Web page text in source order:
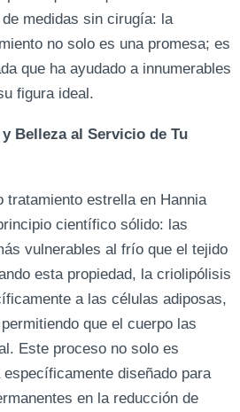
medidas sin cirugía: la
no solo es una promesa; es
que ha ayudado a innumerables
figura ideal.
Belleza al Servicio de Tu
tratamiento estrella en Hannia
científico sólido: las
vulnerables al frío que el tejido
esta propiedad, la criolipólisis
a las células adiposas,
que el cuerpo las
Este proceso no solo es
diseñado para
en la reducción de